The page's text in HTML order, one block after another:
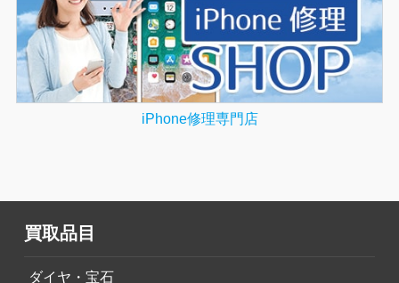
iPhone修理専門店
買取品目
ダイヤ・宝石